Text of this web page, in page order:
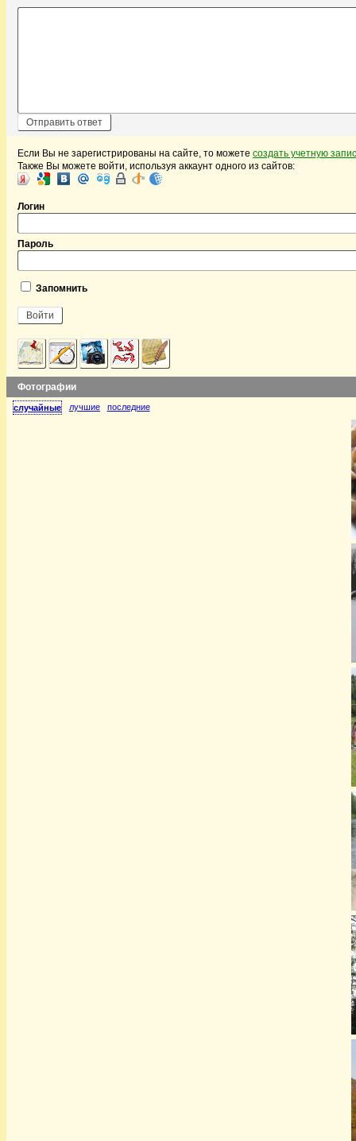
Если Вы не зарегистрированы на сайте, то можете создать учетную
Также Вы можете войти, используя аккаунт одного из сайтов:
Логин
Пароль
Запомнить
Фотографии
случайные лучшие последние